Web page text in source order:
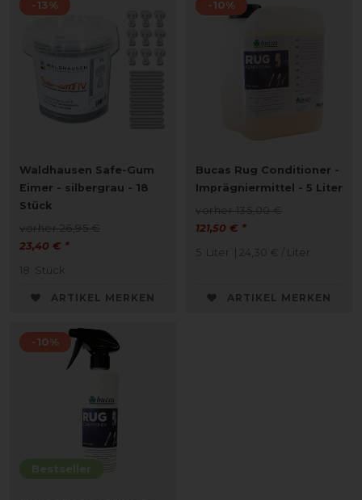
-13%
Waldhausen Safe-Gum
Eimer - silbergrau - 18
Stück
vorher 26,95 €
23,40 € *
18 Stück
ARTIKEL MERKEN
-10%
Bucas Rug Conditioner -
Imprägniermittel - 5 Liter
vorher 135,00 €
121,50 € *
5 Liter | 24,30 € / Liter
ARTIKEL MERKEN
Bestseller
-10%